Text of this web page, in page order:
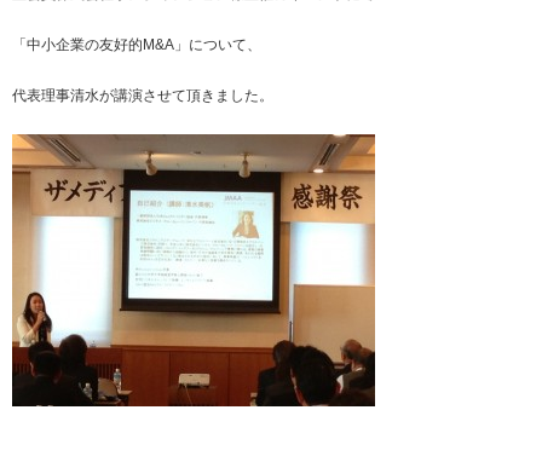
「中小企業の友好的M&A」について、
代表理事清水が講演させて頂きました。